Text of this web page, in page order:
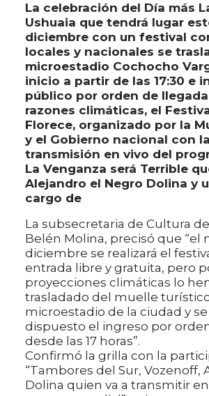
La celebración del Día más
Ushuaia que tendrá lugar
diciembre con un festival
locales y nacionales se
microestadio Cochocho
inicio a partir de las 17:30 e
público por orden de
razones climáticas, el
Florece, organizado por la
y el Gobierno nacional con la
transmisión en vivo del
La Venganza será Terrible
Alejandro el Negro Dolina y
cargo de
La subsecretaria de Cultura
Belén Molina, precisó que “el
diciembre se realizará el
entrada libre y gratuita, pero
proyecciones climáticas lo
trasladado del muelle turístico
microestadio de la ciudad y se
dispuesto el ingreso por
desde las 17 horas”.
Confirmó la grilla con la
“Tambores del Sur, Vozenoff,
Dolina quien va a transmitir en